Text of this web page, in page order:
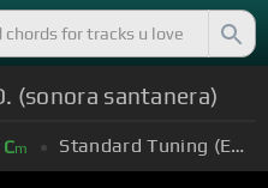
(sonora santanera)
Cm Standard Tuning (EADGBE)